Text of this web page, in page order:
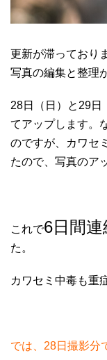
更新が滞っており
写真の編集と整理
28日（日）と29日
てアップします。
のですが、カワセ
たので、写真のア
これで6日間
た。
カワセミ中毒も重
では、28日撮影分